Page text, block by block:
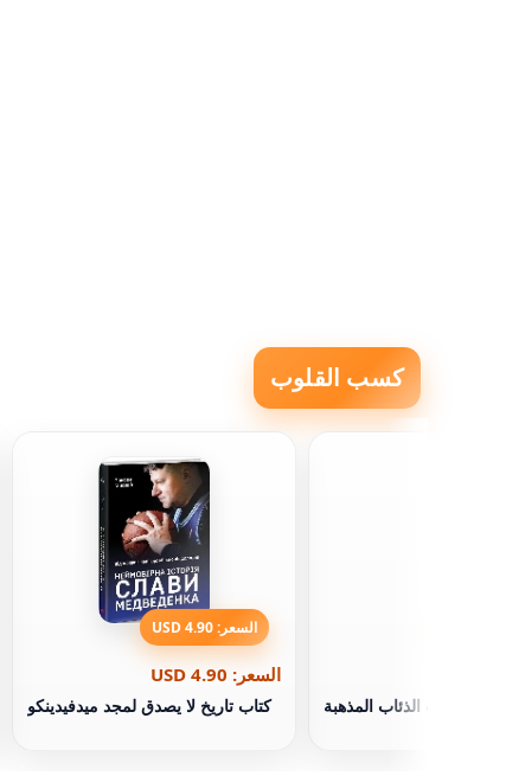
كسب القلوب
كتاب الذئاب المذهبة
السعر: 4.90 USD
السعر: 4.90 USD
كتاب تاريخ لا يصدق لمجد ميدفيدينكو